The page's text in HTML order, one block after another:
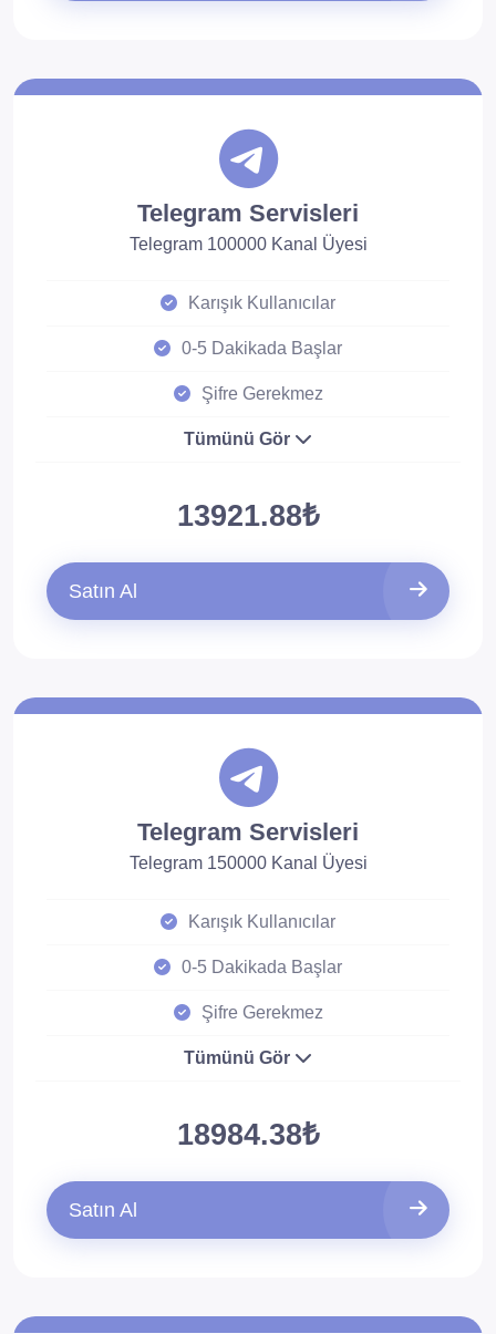
Telegram Servisleri
Telegram 100000 Kanal Üyesi
Karışık Kullanıcılar
0-5 Dakikada Başlar
Şifre Gerekmez
Tümünü Gör
13921.88₺
Satın Al
Telegram Servisleri
Telegram 150000 Kanal Üyesi
Karışık Kullanıcılar
0-5 Dakikada Başlar
Şifre Gerekmez
Tümünü Gör
18984.38₺
Satın Al